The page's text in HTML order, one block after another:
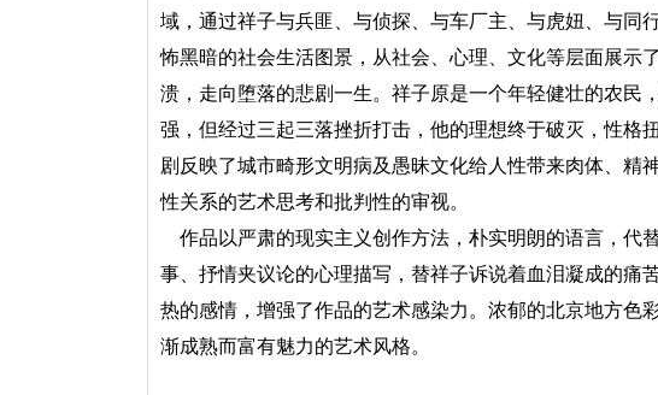
域，通过祥子与兵匪、与侦探、与车厂主、与虎妞、与同
怖黑暗的社会生活图景，从社会、心理、文化等层面展示
溃，走向堕落的悲剧一生。祥子原是一个年轻健壮的农民
强，但经过三起三落挫折打击，他的理想终于破灭，性格
剧反映了城市畸形文明病及愚昧文化给人性带来肉体、精
性关系的艺术思考和批判性的审视。
作品以严肃的现实主义创作方法，朴实明朗的语言，代
事、抒情夹议论的心理描写，替祥子诉说着血泪凝成的痛
热的感情，增强了作品的艺术感染力。浓郁的北京地方色
渐成熟而富有魅力的艺术风格。